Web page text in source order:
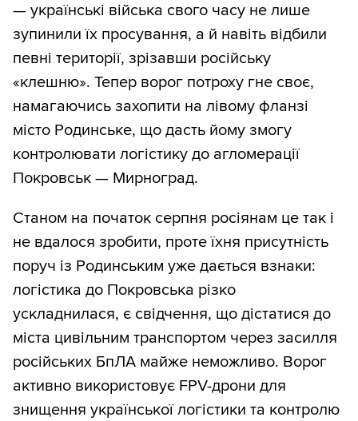
— українські війська свого часу не лише
зупинили їх просування, а й навіть відбили
певні території, зрізавши російську
«клешню». Тепер ворог потроху гне своє,
намагаючись захопити на лівому фланзі
місто Родинське, що дасть йому змогу
контролювати логістику до агломерації
Покровськ — Мирноград.
Станом на початок серпня росіянам це так і
не вдалося зробити, проте їхня присутність
поруч із Родинським уже дається взнаки:
логістика до Покровська різко
ускладнилася, є свідчення, що дістатися до
міста цивільним транспортом через засилля
російських БпЛА майже неможливо. Ворог
активно використовує FPV-дрони для
знищення української логістики та контролю